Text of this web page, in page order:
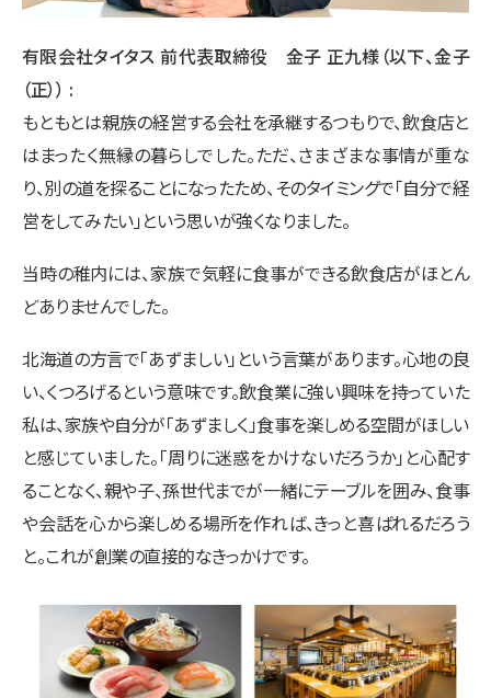
有限会社タイタス 前代表取締役 金子 正九様（以下、金子
（正））
もともとは親族の経営する会社を承継するつもりで、飲食店と
はまったく無縁の暮らしでした。ただ、さまざまな事情が重な
り、別の道を探ることになったため、そのタイミングで「自分で経
営をしてみたい」という思いが強くなりました。
当時の稚内には、家族で気軽に食事ができる飲食店がほとん
どありませんでした。
北海道の方言で「あずましい」という言葉があります。心地の良
い、くつろげるという意味です。飲食業に強い興味を持っていた
私は、家族や自分が「あずましく」食事を楽しめる空間がほしい
と感じていました。「周りに迷惑をかけないだろうか」と心配す
ることなく、親や子、孫世代までが一緒にテーブルを囲み、食事
や会話を心から楽しめる場所を作れば、きっと喜ばれるだろう
と。これが創業の直接的なきっかけです。